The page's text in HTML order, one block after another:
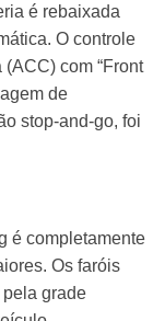
é rebaixada
O controle
com “Front
de
stop-and-go, foi
é completamente
Os faróis
grade